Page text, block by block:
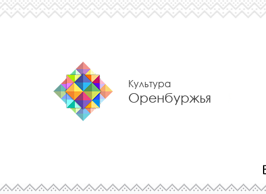
Культура
Оренбуржья